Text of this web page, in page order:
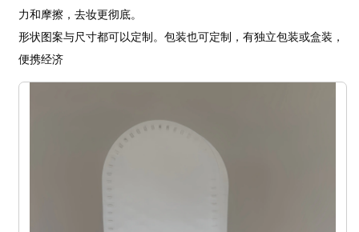
力和摩擦，去妆更彻底。
形状图案与尺寸都可以定制。包装也可定制，有独立包装或盒装，
便携经济